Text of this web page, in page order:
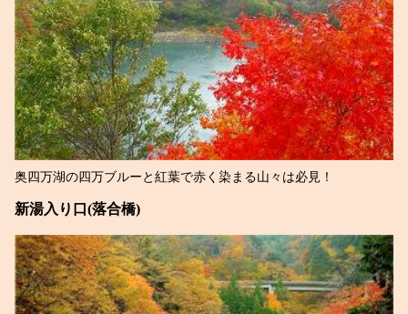
奥四万湖の四万ブルーと紅葉で赤く染まる山々は必見！
新湯入り口(落合橋)